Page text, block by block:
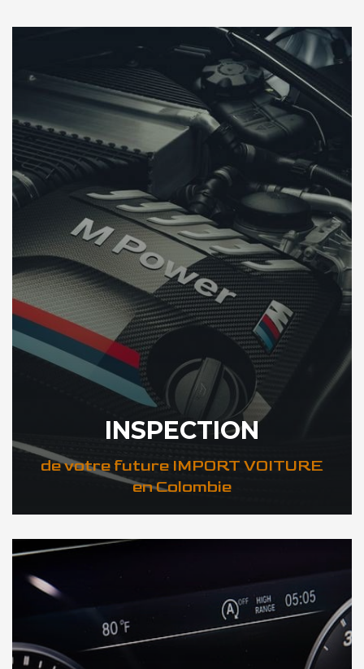
INSPECTION
de votre future IMPORT VOITURE
en Colombie
DÉCOUVREZ VOTRE INSPECTION AUTO en Colombie